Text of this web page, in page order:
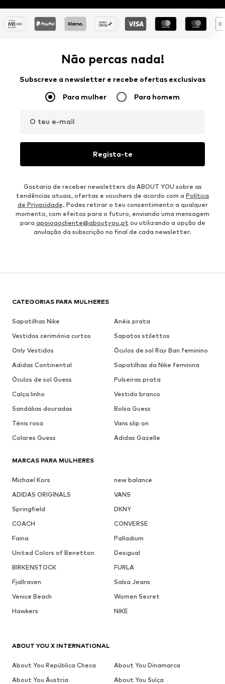
Não percas nada!
Subscreve a newsletter e recebe ofertas exclusivas
Para mulher Para homem
O teu e-mail
Regista-te
Gostaria de receber newsletters da ABOUT YOU sobre as
tendências atuais, ofertas e vouchers de acordo com a Política
de Privacidade. Podes retirar o teu consentimento a qualquer
momento, com efeitos para o futuro, enviando uma mensagem
para apoioaocliente@aboutyou.pt ou utilizando a opção de
anulação da subscrição no final de cada newsletter.
CATEGORIAS PARA MULHERES
Sapatilhas Nike
Anéis prata
Vestidos cerimónia curtos
Sapatos stilettos
Only Vestidos
Óculos de sol Ray Ban feminino
Adidas Continental
Sapatilhas da Nike feminina
Óculos de sol Guess
Pulseiras prata
Calça linho
Vestido branco
Sandálias douradas
Bolsa Guess
Ténis rosa
Vans slip on
Colares Guess
Adidas Gazelle
MARCAS PARA MULHERES
Michael Kors
new balance
ADIDAS ORIGINALS
VANS
Springfield
DKNY
COACH
CONVERSE
Faina
Palladium
United Colors of Benetton
Desigual
BIRKENSTOCK
FURLA
Fjallraven
Salsa Jeans
Venice Beach
Women Secret
Hawkers
NIKE
ABOUT YOU X INTERNATIONAL
About You República Checa
About You Dinamarca
About You Áustria
About You Suíça